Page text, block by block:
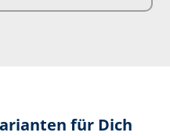
für Dich